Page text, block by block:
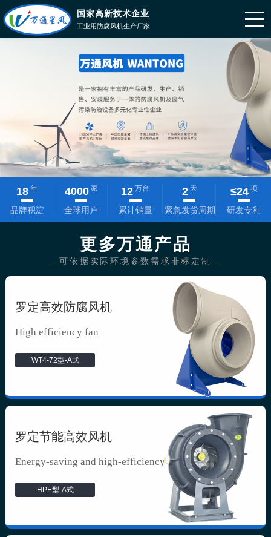
国家高新技术企业
工业用防腐风机生产厂家
18 年
品牌积淀
4000家
全球用户
12 万台
累计销量
2 天
紧急发货周期
≤24 项
研发专利
更多万通产品
— 可依据实际环境参数需求非标定制 —
罗定高效防腐风机
High efficiency fan
WT4-72型-A式
罗定节能高效风机
Energy-saving and high-efficiency f...
HPE型-A式